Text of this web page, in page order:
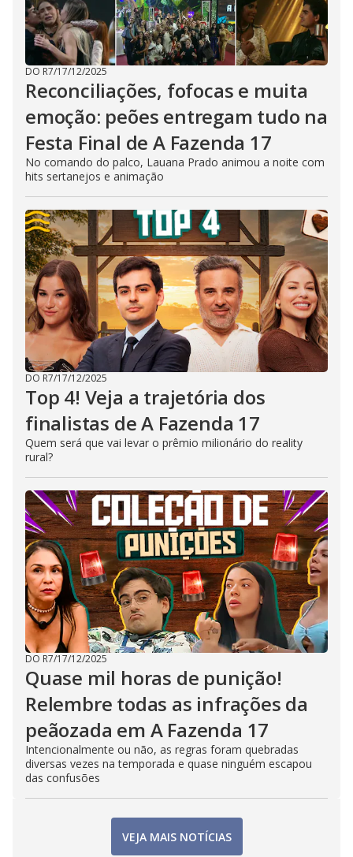
DO R7/17/12/2025
Reconciliações, fofocas e muita
emoção: peões entregam tudo na
Festa Final de A Fazenda 17
No comando do palco, Lauana Prado animou a noite com
hits sertanejos e animação
DO R7/17/12/2025
Top 4! Veja a trajetória dos
finalistas de A Fazenda 17
Quem será que vai levar o prêmio milionário do reality
rural?
DO R7/17/12/2025
Quase mil horas de punição!
Relembre todas as infrações da
peãozada em A Fazenda 17
Intencionalmente ou não, as regras foram quebradas
diversas vezes na temporada e quase ninguém escapou
das confusões
VEJA MAIS NOTÍCIAS